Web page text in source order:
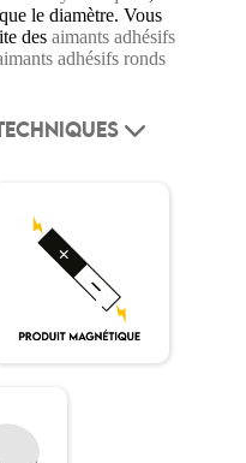
le diamètre. Vous
desaimants adhésifs
adhésifs ronds